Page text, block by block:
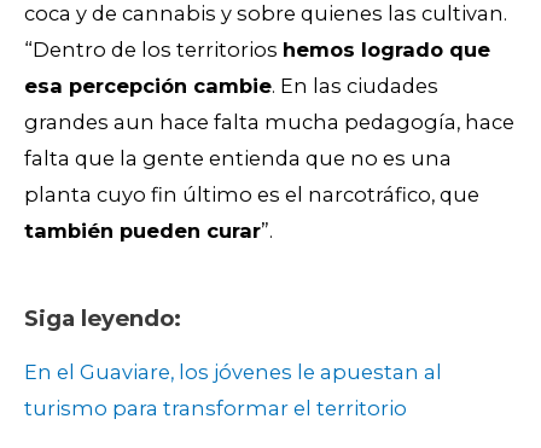
coca y de cannabis y sobre quienes las cultivan.
“Dentro de los territorios hemos logrado que
esa percepción cambie. En las ciudades
grandes aun hace falta mucha pedagogía, hace
falta que la gente entienda que no es una
planta cuyo fin último es el narcotráfico, que
también pueden curar”.
Siga leyendo:
En el Guaviare, los jóvenes le apuestan al
turismo para transformar el territorio